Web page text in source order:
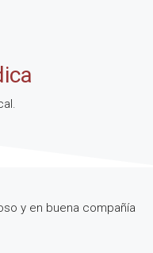
y en buena compañía